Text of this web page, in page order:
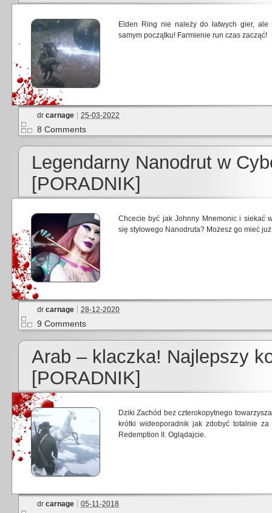
Elden Ring nie należy do łatwych gier,
samym początku! Farmienie run czas zacząć!
dr carnage 25-03-2022
8 Comments
Legendarny Nanodrut w
[PORADNIK]
Chcecie być jak Johnny Mnemonic i siekać
się stylowego Nanodruta? Możesz go mieć
dr carnage 28-12-2020
9 Comments
Arab – klaczka! Najlepszy
[PORADNIK]
Dziki Zachód bez czterokopytnego
krótki wideoporadnik jak zdobyć totalnie
Redemption II. Oglądajcie.
dr carnage 05-11-2018